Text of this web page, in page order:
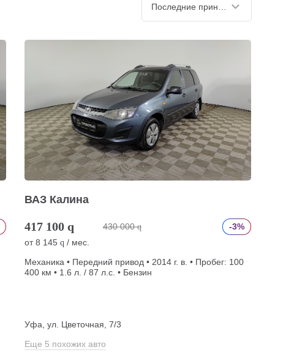
ВАЗ Калина
417 100 q 430 000 q
-3%
от8 145 q / мес.
Механика • Передний привод • 2014 г. в. • Пробег: 100
400 км • 1.6 л. / 87 л.с. • Бензин
Уфа, ул. Цветочная, 7/3
Еще 5 похожих авто